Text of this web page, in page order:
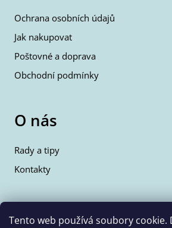
Tento web používá soubory cookie.
Ochrana osobních údajů
Jak nakupovat
Poštovné a doprava
Obchodní podmínky
O nás
Rady a tipy
Kontakty
Kontakty